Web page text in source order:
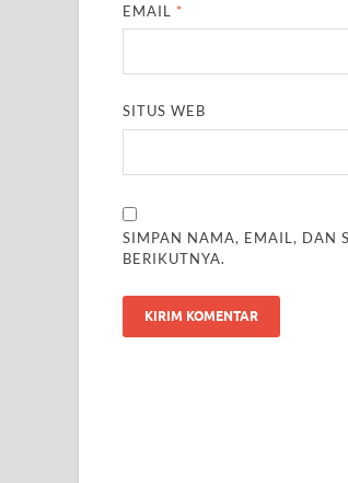
EMAIL *
SITUS WEB
SIMPAN NAMA, EMAIL, DAN
BERIKUTNYA.